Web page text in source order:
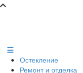
Остекление
Ремонт и отделка